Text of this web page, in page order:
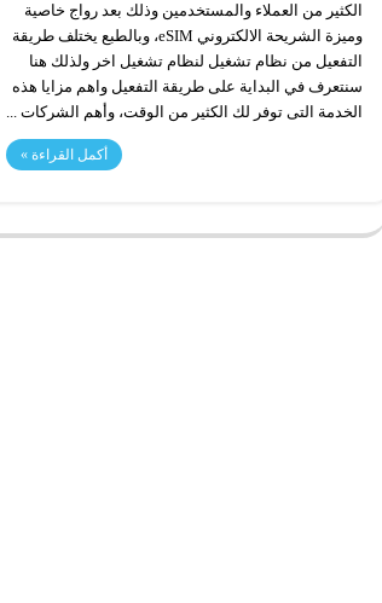
الكثير من العملاء والمستخدمين وذلك بعد رواج خاصية
وميزة الشريحة الالكتروني eSIM، وبالطبع يختلف طريقة
التفعيل من نظام تشغيل لنظام تشغيل اخر ولذلك هنا
سنتعرف في البداية على طريقة التفعيل واهم مزايا هذه
الخدمة التى توفر لك الكثير من الوقت، وأهم الشركات ...
أكمل القراءة »